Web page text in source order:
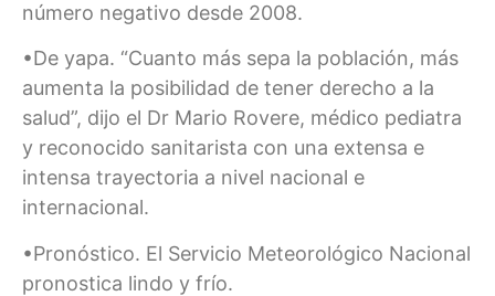
número negativo desde 2008.
•De yapa. “Cuanto más sepa la población, más
aumenta la posibilidad de tener derecho a la
salud”, dijo el Dr Mario Rovere, médico pediatra
y reconocido sanitarista con una extensa e
intensa trayectoria a nivel nacional e
internacional.
•Pronóstico. El Servicio Meteorológico Nacional
pronostica lindo y frío.